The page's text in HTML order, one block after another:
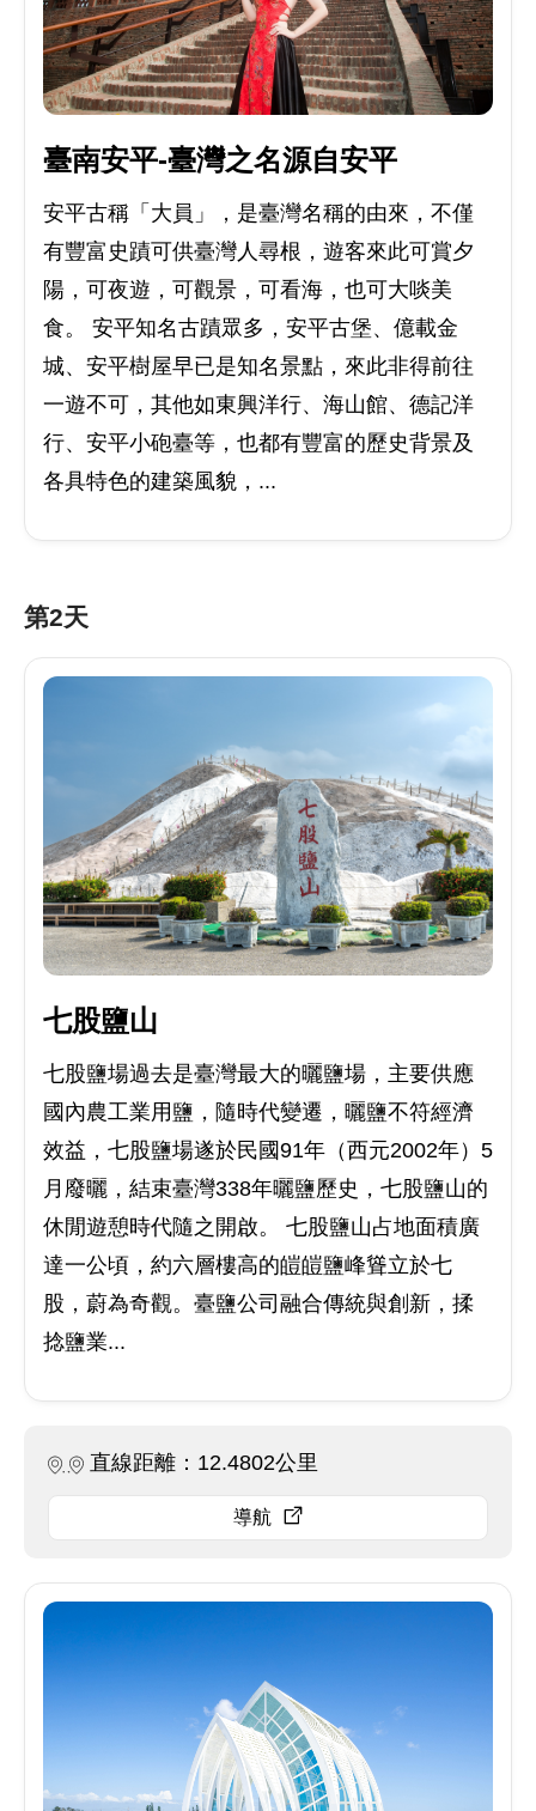
臺南安平-臺灣之名源自安平
安平古稱「大員」，是臺灣名稱的由來，不僅
有豐富史蹟可供臺灣人尋根，遊客來此可賞夕
陽，可夜遊，可觀景，可看海，也可大啖美
食。 安平知名古蹟眾多，安平古堡、億載金
城、安平樹屋早已是知名景點，來此非得前往
一遊不可，其他如東興洋行、海山館、德記洋
行、安平小砲臺等，也都有豐富的歷史背景及
各具特色的建築風貌，...
第2天
七股鹽山
七股鹽場過去是臺灣最大的曬鹽場，主要供應
國內農工業用鹽，隨時代變遷，曬鹽不符經濟
效益，七股鹽場遂於民國91年（西元2002年）5
月廢曬，結束臺灣338年曬鹽歷史，七股鹽山的
休閒遊憩時代隨之開啟。 七股鹽山占地面積廣
達一公頃，約六層樓高的皚皚鹽峰聳立於七
股，蔚為奇觀。臺鹽公司融合傳統與創新，揉
捻鹽業...
直線距離：12.4802公里
導航